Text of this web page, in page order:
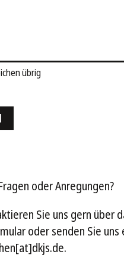
übrig
oder Anregungen?
Sie uns gern über
oder senden Sie uns